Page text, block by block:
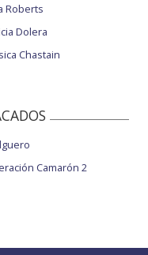
Roberts
Dolera
Chastain
Camarón 2